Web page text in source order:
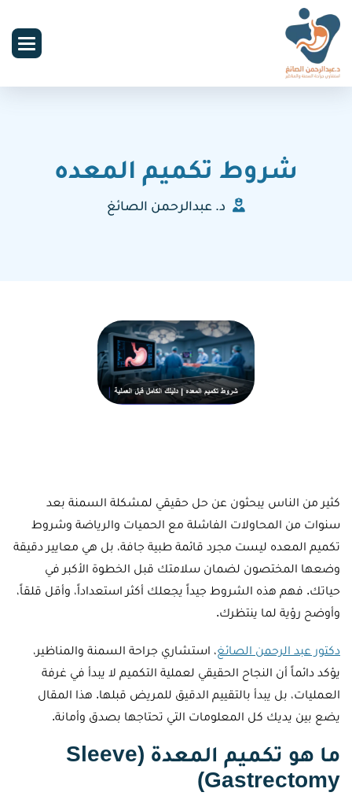
شروط تكميم المعده
د. عبدالرحمن الصائغ
كثير من الناس يبحثون عن حل حقيقي لمشكلة السمنة بعد
سنوات من المحاولات الفاشلة مع الحميات والرياضة وشروط
تكميم المعده ليست مجرد قائمة طبية جافة، بل هي معايير دقيقة
وضعها المختصون لضمان سلامتك قبل الخطوة الأكبر في
حياتك. فهم هذه الشروط جيداً يجعلك أكثر استعداداً، وأقل قلقاً،
وأوضح رؤية لما ينتظرك.
دكتور عبد الرحمن الصائغ، استشاري جراحة السمنة والمناظير،
يؤكد دائماً أن النجاح الحقيقي لعملية التكميم لا يبدأ في غرفة
العمليات، بل يبدأ بالتقييم الدقيق للمريض قبلها. هذا المقال
يضع بين يديك كل المعلومات التي تحتاجها بصدق وأمانة.
ما هو تكميم المعدة (Sleeve
Gastrectomy)